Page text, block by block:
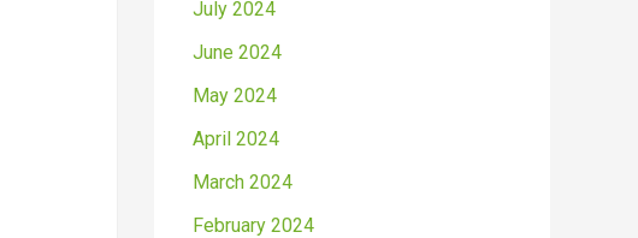
July 2024
June 2024
May 2024
April 2024
March 2024
February 2024